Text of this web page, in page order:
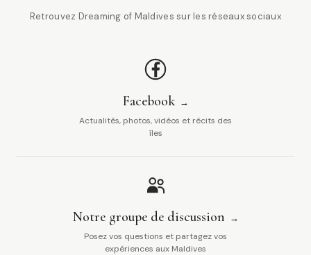
Retrouvez Dreaming of Maldives sur les réseaux sociaux
Facebook
Actualités, photos, vidéos et récits des
îles
Notre groupe de discussion
Posez vos questions et partagez vos
expériences aux Maldives